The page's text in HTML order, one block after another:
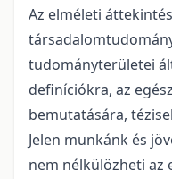
Az elméleti
tudományterületei
definíciókra, az
bemutatására,
Jelen munkánk és
nem nélkülözheti az